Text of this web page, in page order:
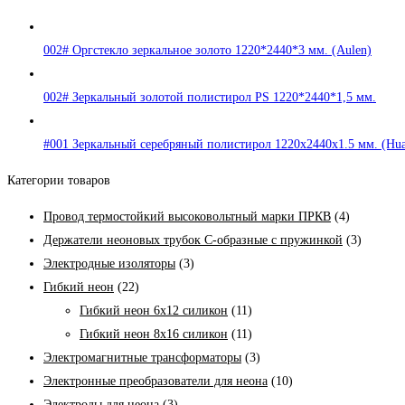
002# Оргстекло зеркальное золото 1220*2440*3 мм. (Aulen)
002# Зеркальный золотой полистирол PS 1220*2440*1,5 мм.
#001 Зеркальный серебряный полистирол 1220х2440х1.5 мм.
Категории товаров
Провод термостойкий высоковольтный марки ПРКВ (4)
Держатели неоновых трубок С-образные с пружинкой (3)
Электродные изоляторы (3)
Гибкий неон (22)
Гибкий неон 6x12 силикон (11)
Гибкий неон 8x16 силикон (11)
Электромагнитные трансформаторы (3)
Электронные преобразователи для неона (10)